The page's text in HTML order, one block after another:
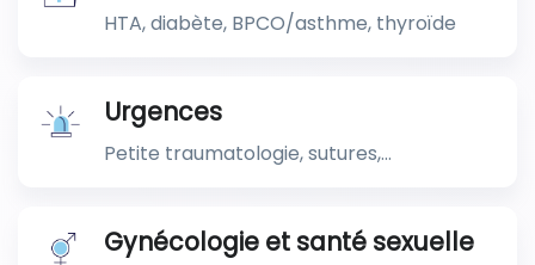
HTA, diabète, BPCO/asthme, thyroïde
Urgences
Petite traumatologie, sutures,…
Gynécologie et santé sexuelle